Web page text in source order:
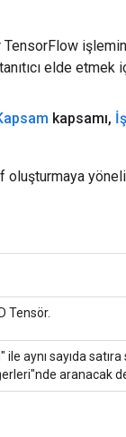
elde etmek
kapsamı,
oluşturmaya
Tensör.
aynı sayıda
aranacak